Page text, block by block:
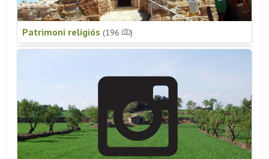
Patrimoni religiós (196 )